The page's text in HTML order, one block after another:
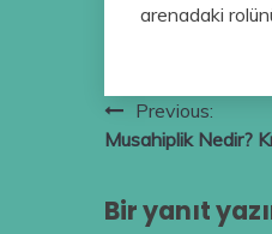
arenadaki
Yazı
gezinmesi
Previous:
Musahiplik Nedir?
Bir yanıt